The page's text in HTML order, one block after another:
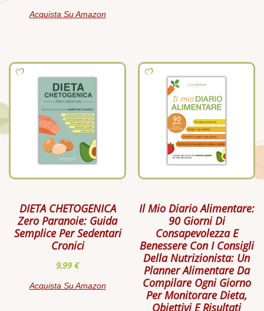
Acquista Su Amazon
DIETA CHETOGENICA
Zero Paranoie: Guida
Semplice Per Sedentari
Cronici
9,99 €
Acquista Su Amazon
Il Mio Diario Alimentare:
90 Giorni Di
Consapevolezza E
Benessere Con I Consigli
Della Nutrizionista: Un
Planner Alimentare Da
Compilare Ogni Giorno
Per Monitorare Dieta,
Obiettivi E Risultati